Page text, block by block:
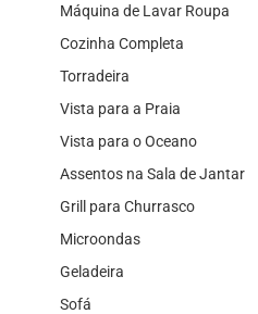
Máquina de Lavar Roupa
Cozinha Completa
Torradeira
Vista para a Praia
Vista para o Oceano
Assentos na Sala de Jantar
Grill para Churrasco
Microondas
Geladeira
Sofá